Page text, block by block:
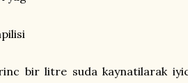
bir litre suda kaynatilarak